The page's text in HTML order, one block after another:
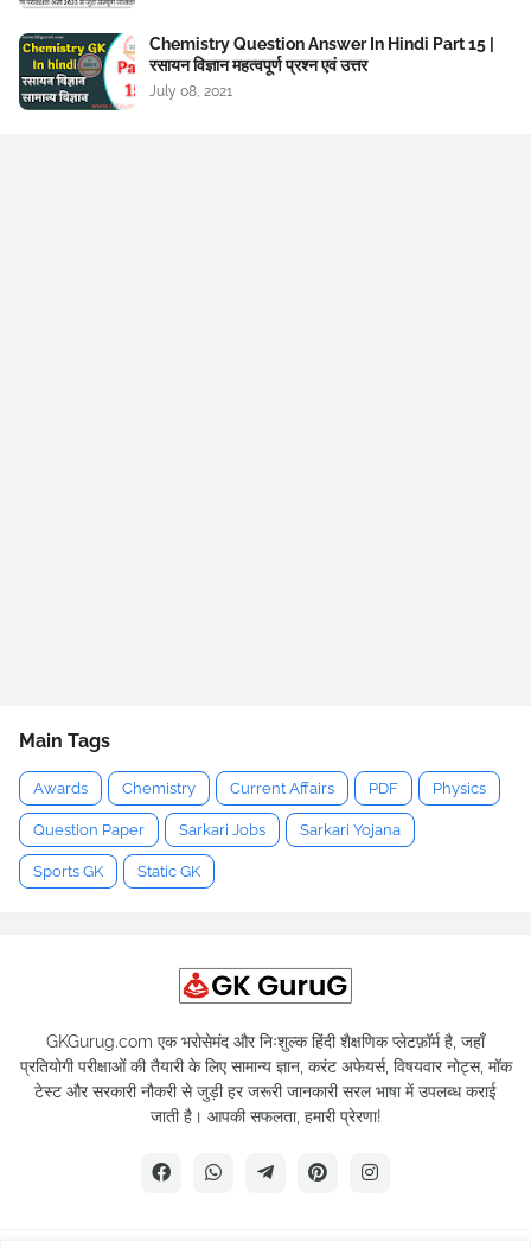
Chemistry Question Answer In Hindi Part 15 |
रसायन विज्ञान महत्वपूर्ण प्रश्न एवं उत्तर
July 08, 2021
Main Tags
Awards Chemistry Current Affairs PDF Physics
Question Paper Sarkari Jobs Sarkari Yojana
Sports GK Static GK
GKGurug.com एक भरोसेमंद और निःशुल्क हिंदी शैक्षणिक प्लेटफ़ॉर्म है, जहाँ
प्रतियोगी परीक्षाओं की तैयारी के लिए सामान्य ज्ञान, करंट अफेयर्स, विषयवार नोट्स, मॉक
टेस्ट और सरकारी नौकरी से जुड़ी हर जरूरी जानकारी सरल भाषा में उपलब्ध कराई
जाती है। आपकी सफलता, हमारी प्रेरणा!